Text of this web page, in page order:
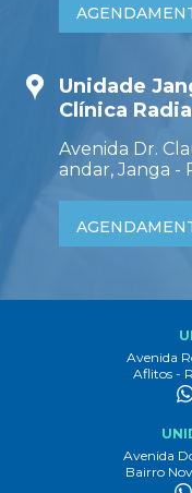
Unidade
Clínica
Avenida Dr.
andar, Janga -
Avenida
Aflitos -
Avenida
Bairro